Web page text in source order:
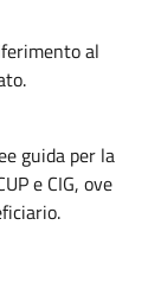
al
guida per la
e CIG, ove